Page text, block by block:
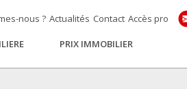
nous ? Actualités Contact Accès pro
PRIX IMMOBILIER